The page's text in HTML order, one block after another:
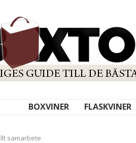
BOXVINER FLASKVINER
samarbete